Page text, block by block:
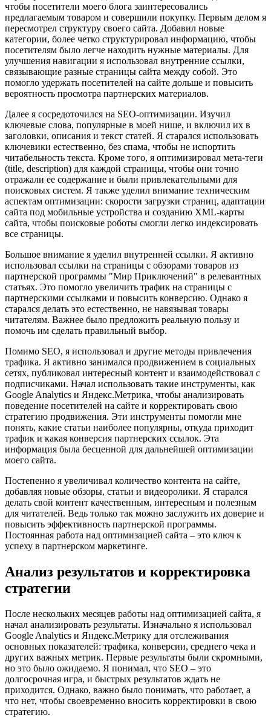
чтобы посетители моего блога заинтересовались
предлагаемым товаром и совершили покупку. Первым делом я
пересмотрел структуру своего сайта. Добавил новые
категории, более четко структурировал информацию, чтобы
посетителям было легче находить нужные материалы. Для
улучшения навигации я использовал внутренние ссылки,
связывающие разные страницы сайта между собой. Это
помогло удержать посетителей на сайте дольше и повысить
вероятность просмотра партнерских материалов.
Далее я сосредоточился на SEO-оптимизации. Изучил
ключевые слова, популярные в моей нише, и включил их в
заголовки, описания и текст статей. Я старался использовать
ключевики естественно, без спама, чтобы не испортить
читабельность текста. Кроме того, я оптимизировал мета-теги
(title, description) для каждой страницы, чтобы они точно
отражали ее содержание и были привлекательными для
поисковых систем. Я также уделил внимание техническим
аспектам оптимизации: скорости загрузки страниц, адаптации
сайта под мобильные устройства и созданию XML-карты
сайта, чтобы поисковые роботы смогли легко индексировать
все страницы.
Большое внимание я уделил внутренней ссылки. Я активно
использовал ссылки на страницы с обзорами товаров из
партнерской программы "Мир Приключений" в релевантных
статьях. Это помогло увеличить трафик на страницы с
партнерскими ссылками и повысить конверсию. Однако я
старался делать это естественно, не навязывая товары
читателям. Важнее было предложить реальную пользу и
помочь им сделать правильный выбор.
Помимо SEO, я использовал и другие методы привлечения
трафика. Я активно занимался продвижением в социальных
сетях, публиковал интересный контент и взаимодействовал с
подписчиками. Начал использовать такие инструменты, как
Google Analytics и Яндекс.Метрика, чтобы анализировать
поведение посетителей на сайте и корректировать свою
стратегию продвижения. Эти инструменты помогли мне
понять, какие статьи наиболее популярны, откуда приходит
трафик и какая конверсия партнерских ссылок. Эта
информация была бесценной для дальнейшей оптимизации
моего сайта.
Постепенно я увеличивал количество контента на сайте,
добавляя новые обзоры, статьи и видеоролики. Я старался
делать свой контент качественным, интересным и полезным
для читателей. Ведь только так можно заслужить их доверие и
повысить эффективность партнерской программы.
Постоянная работа над оптимизацией сайта – это ключ к
успеху в партнерском маркетинге.
Анализ результатов и корректировка
стратегии
После нескольких месяцев работы над оптимизацией сайта, я
начал анализировать результаты. Изначально я использовал
Google Analytics и Яндекс.Метрику для отслеживания
основных показателей: трафика, конверсии, среднего чека и
других важных метрик. Первые результаты были скромными,
но это было ожидаемо. Я понимал, что SEO – это
долгосрочная игра, и быстрых результатов ждать не
приходится. Однако, важно было понимать, что работает, а
что нет, чтобы своевременно вносить корректировки в свою
стратегию.